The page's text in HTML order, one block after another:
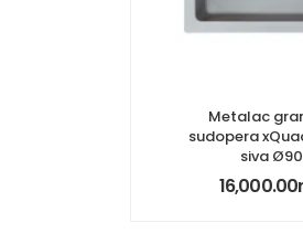
Metalac
sudopera
siva Ø90
16,000.00